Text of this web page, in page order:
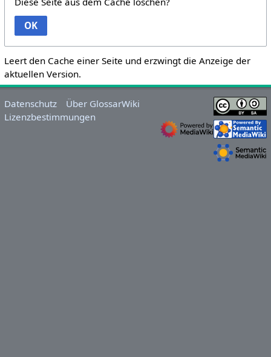
OK
Leert den Cache einer Seite und erzwingt die Anzeige der
aktuellen Version.
Datenschutz
Über GlossarWiki
Lizenzbestimmungen